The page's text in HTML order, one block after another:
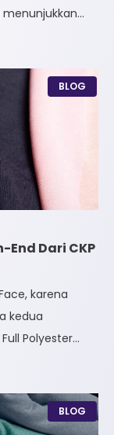
Langsung dan
Tidak
Fiber, seperti
BLOG
End Dari CKP
karena
kedua
Polyester
Fungsional,
Selain itu,
pemberian
BLOG